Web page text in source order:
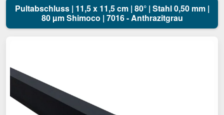
Pultabschluss | 11,5 x 11,5 cm | 80° | Stahl 0,50 mm |
80 µm Shimoco | 7016 - Anthrazitgrau